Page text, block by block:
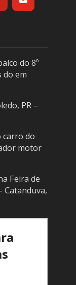
do 8º
do em
PR –
carro do
motor
Feira de
Catanduva,